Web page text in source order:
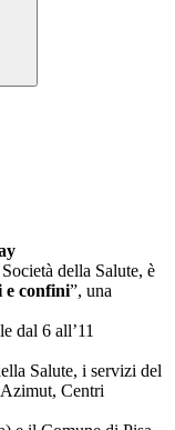
della Salute, è
e confini”, una
dal 6 all’11
Salute, i servizi del
Centri